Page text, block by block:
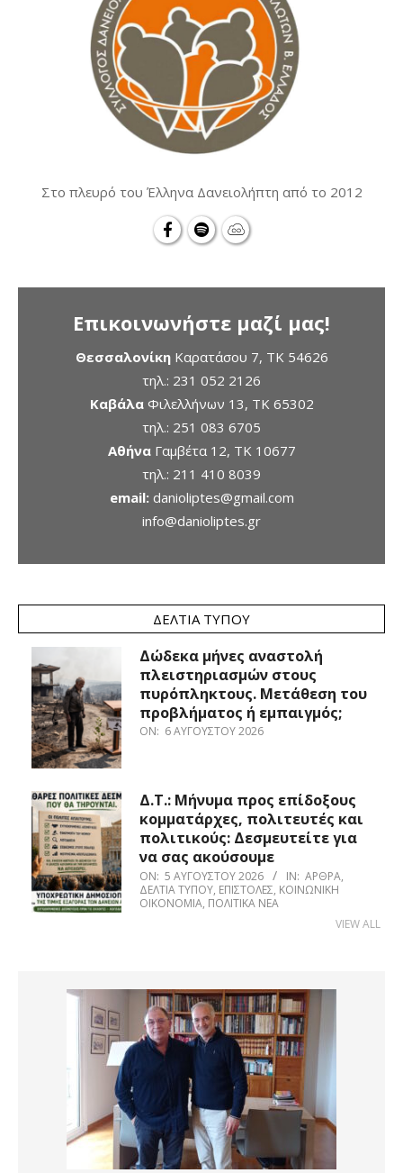
Στο πλευρό του Έλληνα Δανειολήπτη από το 2012
Επικοινωνήστε μαζί μας!
ΘεσσαλονίκηΚαρατάσου 7, TK 54626
τηλ.: 231 052 2126
ΚαβάλαΦιλελλήνων 13, ΤΚ 65302
τηλ.: 251 083 6705
ΑθήναΓαμβέτα 12, ΤΚ 10677
τηλ.: 211 410 8039
email: danioliptes@gmail.com
info@danioliptes.gr
ΔΕΛΤΊΑ ΤΎΠΟΥ
Δώδεκα μήνες αναστολή
πλειστηριασμών στους
πυρόπληκτους. Μετάθεση του
προβλήματος ή εμπαιγμός;
ON: 6 ΑΥΓΟΎΣΤΟΥ 2026
Δ.Τ.: Μήνυμα προς επίδοξους
κομματάρχες, πολιτευτές και
πολιτικούς: Δεσμευτείτε για
να σας ακούσουμε
ON: 5 ΑΥΓΟΎΣΤΟΥ 2026 IN: ΆΡΘΡΑ,
ΔΕΛΤΊΑ ΤΎΠΟΥ, ΕΠΙΣΤΟΛΈΣ, ΚΟΙΝΩΝΙΚΉ
ΟΙΚΟΝΟΜΊΑ, ΠΟΛΙΤΙΚΆ ΝΈΑ
VIEW ALL